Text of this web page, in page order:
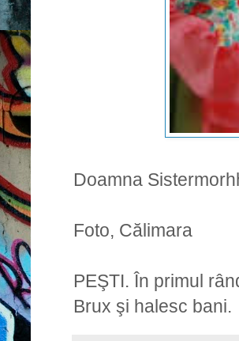
Doamna
Foto, Călimara
PEŞTI. În primul
Brux şi halesc bani.